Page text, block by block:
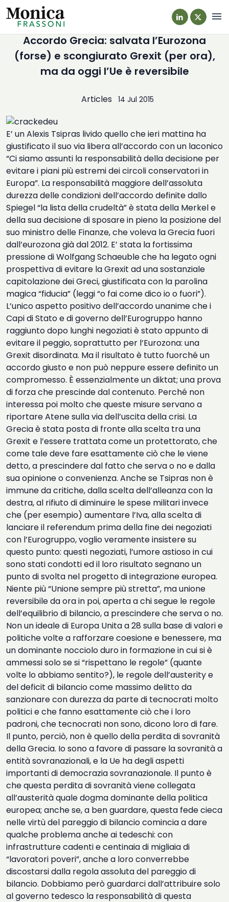
Accordo Grecia: salvata l’Eurozona
(forse) e scongiurato Grexit (per ora),
ma da oggi l’Ue è reversibile
Articles 14 Jul 2015
E’ un Alexis Tsipras livido quello che ieri mattina ha
giustificato il suo via libera all’accordo con un laconico
“Ci siamo assunti la responsabilità della decisione per
evitare i piani più estremi dei circoli conservatori in
Europa”. La responsabilità maggiore dell’assoluta
durezza delle condizioni dell’accordo definite dallo
Spiegel “la lista della crudeltà” è stata della Merkel e
della sua decisione di sposare in pieno la posizione del
suo ministro delle Finanze, che voleva la Grecia fuori
dall’eurozona già dal 2012. E’ stata la fortissima
pressione di Wolfgang Schaeuble che ha legato ogni
prospettiva di evitare la Grexit ad una sostanziale
capitolazione dei Greci, giustificata con la parolina
magica “fiducia” (leggi “o fai come dico io o fuori”).
L’unico aspetto positivo dell’accordo unanime che i
Capi di Stato e di governo dell’Eurogruppo hanno
raggiunto dopo lunghi negoziati è stato appunto di
evitare il peggio, soprattutto per l’Eurozona: una
Grexit disordinata. Ma il risultato è tutto fuorché un
accordo giusto e non può neppure essere definito un
compromesso. È essenzialmente un diktat; una prova
di forza che prescinde dal contenuto. Perché non
interessa poi molto che queste misure servano a
riportare Atene sulla via dell’uscita della crisi. La
Grecia è stata posta di fronte alla scelta tra una
Grexit e l’essere trattata come un protettorato, che
come tale deve fare esattamente ciò che le viene
detto, a prescindere dal fatto che serva o no e dalla
sua opinione o convenienza. Anche se Tsipras non è
immune da critiche, dalla scelta dell’alleanza con la
destra, al rifiuto di diminuire le spese militari invece
che (per esempio) aumentare l’Iva, alla scelta di
lanciare il referendum prima della fine dei negoziati
con l’Eurogruppo, voglio veramente insistere su
questo punto: questi negoziati, l’umore astioso in cui
sono stati condotti ed il loro risultato segnano un
punto di svolta nel progetto di integrazione europea.
Niente più “Unione sempre più stretta”, ma unione
reversibile da ora in poi, aperta a chi segue le regole
dell’equilibrio di bilancio, a prescindere che serva o no.
Non un ideale di Europa Unita a 28 sulla base di valori e
politiche volte a rafforzare coesione e benessere, ma
un dominante nocciolo duro in formazione in cui si è
ammessi solo se si “rispettano le regole” (quante
volte lo abbiamo sentito?), le regole dell’austerity e
del deficit di bilancio come massimo delitto da
sanzionare con durezza da parte di tecnocrati molto
politici e che fanno esattamente ciò che i loro
padroni, che tecnocrati non sono, dicono loro di fare.
Il punto, perciò, non è quello della perdita di sovranità
della Grecia. Io sono a favore di passare la sovranità a
entità sovranazionali, e la Ue ha degli aspetti
importanti di democrazia sovranazionale. Il punto è
che questa perdita di sovranità viene collegata
all’austerità quale dogma dominante della politica
europea; anche se, a ben guardare, questa fede cieca
nelle virtù del pareggio di bilancio comincia a dare
qualche problema anche ai tedeschi: con
infrastrutture cadenti e centinaia di migliaia di
“lavoratori poveri”, anche a loro converrebbe
discostarsi dalla regola assoluta del pareggio di
bilancio. Dobbiamo però guardarci dall’attribuire solo
al governo tedesco la responsabilità di questa